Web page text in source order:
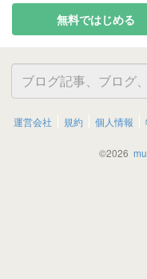
無料ではじめる
運営会社 規約 個人情報
©2026